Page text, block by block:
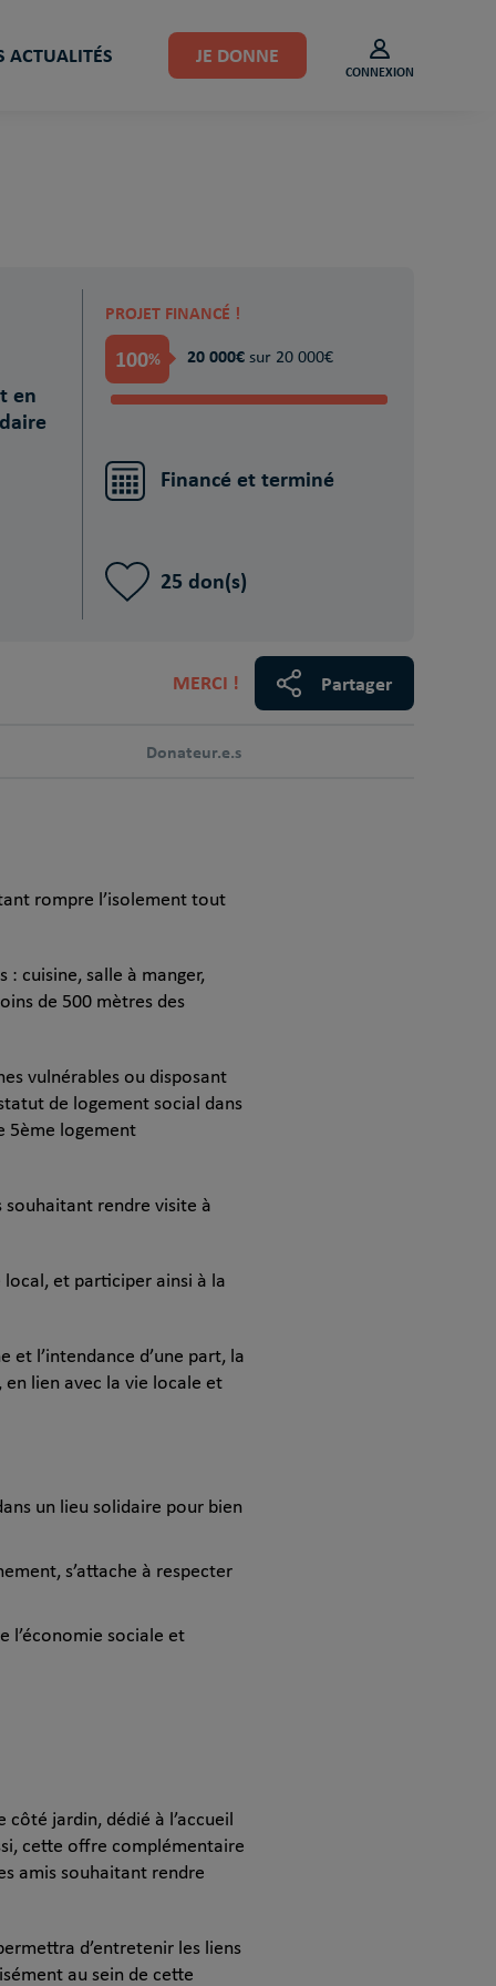
ACTUALITÉS JE DONNE
CONNEXION
en
PROJET FINANCÉ !
100% 20 000€ sur 20 000€
Financé et terminé
25 don(s)
MERCI ! Partager
Donateur.e.s
rompre l’isolement tout
: cuisine, salle à manger,
de 500 mètres des
vulnérables ou disposant
de logement social dans
5ème logement
souhaitant rendre visite à
et participer ainsi à la
et l’intendance d’une part, la
lien avec la vie locale et
un lieu solidaire pour bien
s’attache à respecter
l’économie sociale et
jardin, dédié à l’accueil
cette offre complémentaire
amis souhaitant rendre
d’entretenir les liens
au sein de cette